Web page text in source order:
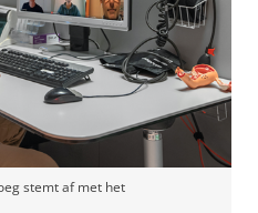
stemt af met het